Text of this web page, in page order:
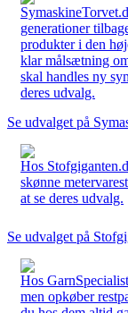
generationer
produkter i den
klar målsætning
skal handles ny
deres udvalg.
Se udvalget på
Hos
skønne
at se deres udvalg.
Se udvalget på
Hos
men opkøber